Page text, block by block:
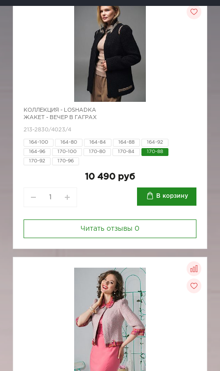
КОЛЛЕКЦИЯ - LOSHADKA
ЖАКЕТ - ВЕЧЕР В ГАГРАХ
213-2830/4023/4
164-100 164-80 164-84 164-88 164-92
164-96 170-100 170-80 170-84 170-88
170-92 170-96
10 490 руб
В корзину
Читать отзывы 0